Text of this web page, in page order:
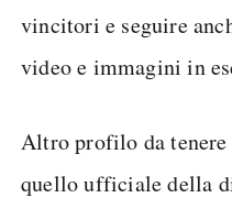
vincitori e seguire
video e immagini in
Altro profilo da tenere
quello ufficiale della